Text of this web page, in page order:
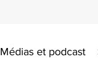
Médias et podcast